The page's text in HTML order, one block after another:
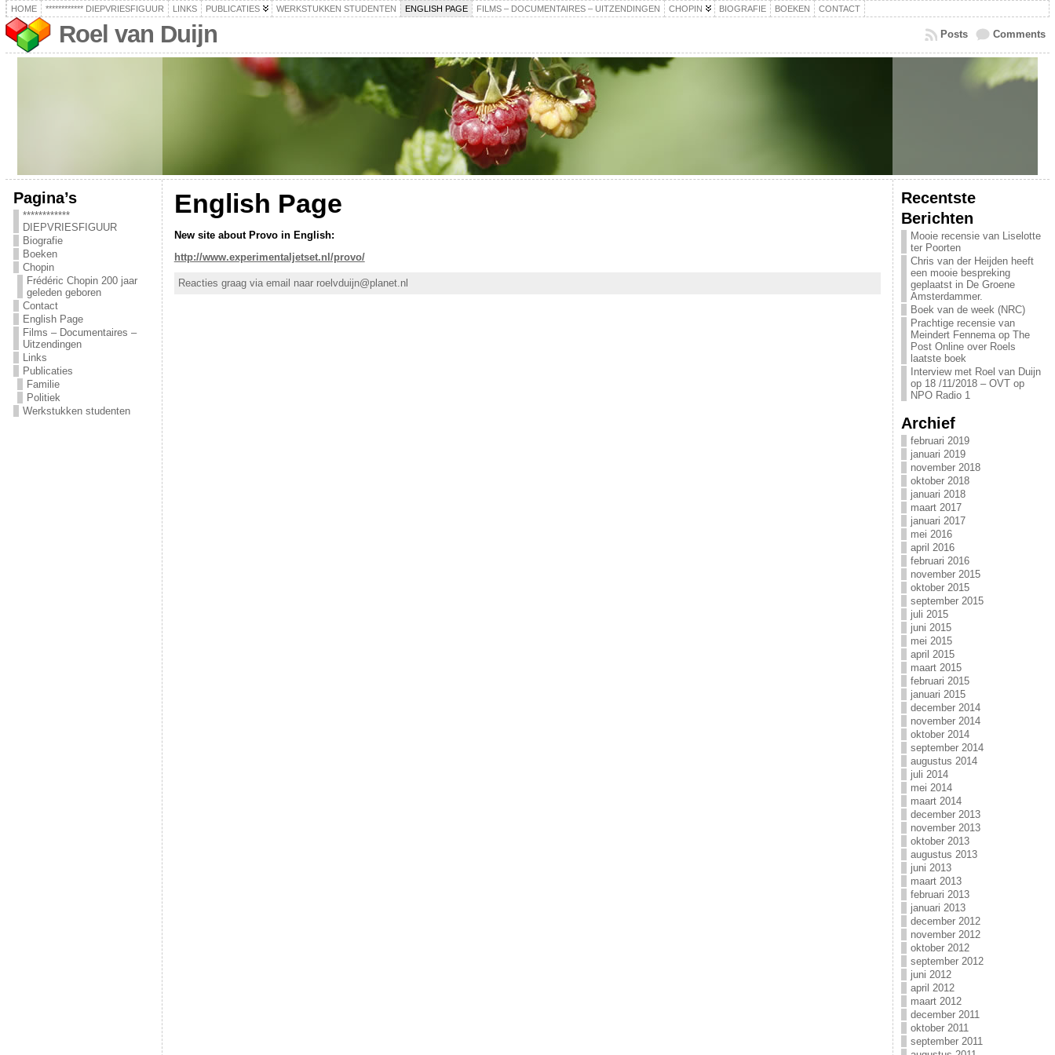
HOME ************ DIEPVRIESFIGUUR LINKS PUBLICATIES WERKSTUKKEN STUDENTEN ENGLISH PAGE FILMS – DOCUMENTAIRES – UITZENDINGEN CHOPIN BIOGRAFIE BOEKEN CONTACT
Roel van Duijn Comments
Posts
Pagina’s
************
DIEPVRIESFIGUUR
Biografie
Boeken
Chopin
Frédéric Chopin 200 jaar
geleden geboren
Contact
English Page
Films – Documentaires –
Uitzendingen
Links
Publicaties
Familie
Politiek
Werkstukken studenten
English Page
New site about Provo in English:
http://www.experimentaljetset.nl/provo/
Reacties graag via email naar roelvduijn@planet.nl
Recentste
Berichten
Mooie recensie van Liselotte
ter Poorten
Chris van der Heijden heeft
een mooie bespreking
geplaatst in De Groene
Amsterdammer.
Boek van de week (NRC)
Prachtige recensie van
Meindert Fennema op The
Post Online over Roels
laatste boek
Interview met Roel van Duijn
op 18 /11/2018 – OVT op
NPO Radio 1
Archief
februari 2019
januari 2019
november 2018
oktober 2018
januari 2018
maart 2017
januari 2017
mei 2016
april 2016
februari 2016
november 2015
oktober 2015
september 2015
juli 2015
juni 2015
mei 2015
april 2015
maart 2015
februari 2015
januari 2015
december 2014
november 2014
oktober 2014
september 2014
augustus 2014
juli 2014
mei 2014
maart 2014
december 2013
november 2013
oktober 2013
augustus 2013
juni 2013
maart 2013
februari 2013
januari 2013
december 2012
november 2012
oktober 2012
september 2012
juni 2012
april 2012
maart 2012
december 2011
oktober 2011
september 2011